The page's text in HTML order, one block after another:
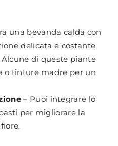
una bevanda calda con
delicata e costante.
Alcune di queste piante
o tinture madre per un
– Puoi integrare lo
per migliorare la